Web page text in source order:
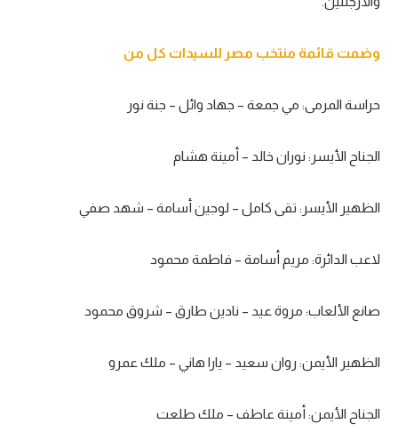
ركن الألعاب
تحقيق في الجول
تقرير في الجول
حكايات في الجول
كويز في الجول
وضمت قائمة منتخب مصر للسيدات كل من
حراسة المرمى: مي جمعة – جهاد وائل – جنة نور
الجناح الأيسر: نوران خالد – أمينة هشام
الظهير الأيسر: تقى كامل – لوجين أسامة – شهد صفي
لاعب الدائرة: مريم أسامة – فاطمة محمود
صانع الألعاب: مروة عيد – نادين طارق – شروق محمود
الظهير الأيمن: روان سعيد – يارا هاني – ملك عمرو
الجناح الأيمن: أمينة عاطف – ملك طلعت